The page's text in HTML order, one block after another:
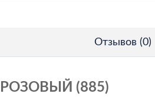
Отзывов (0)
(885)